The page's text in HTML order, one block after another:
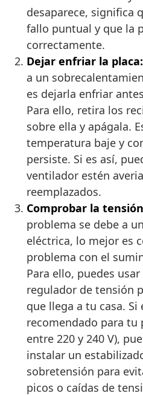
desaparece, significa
fallo puntual y que la
correctamente.
Dejar enfriar la placa:
a un
es dejarla enfriar
Para ello, retira los
sobre ella y apágala.
temperatura baje y
persiste. Si es así,
ventilador estén
reemplazados.
Comprobar la
problema se debe a
eléctrica, lo mejor es
problema con el
Para ello, puedes
regulador de tensión
que llega a tu casa. Si
recomendado para tu
entre 220 y 240 V),
instalar un
sobretensión para
picos o caídas de